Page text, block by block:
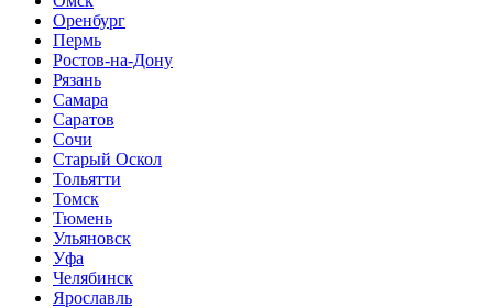
Оренбург
Пермь
Ростов-на-Дону
Рязань
Самара
Саратов
Сочи
Старый Оскол
Тольятти
Томск
Тюмень
Ульяновск
Уфа
Челябинск
Ярославль